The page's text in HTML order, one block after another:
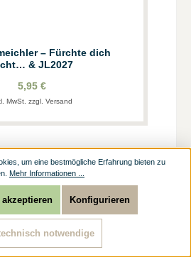
– Fürchte dich
& JL2027
5,95 €
MwSt. zzgl. Versand
um eine bestmögliche Erfahrung bieten zu
Mehr Informationen ...
notwendige
Konfigurieren